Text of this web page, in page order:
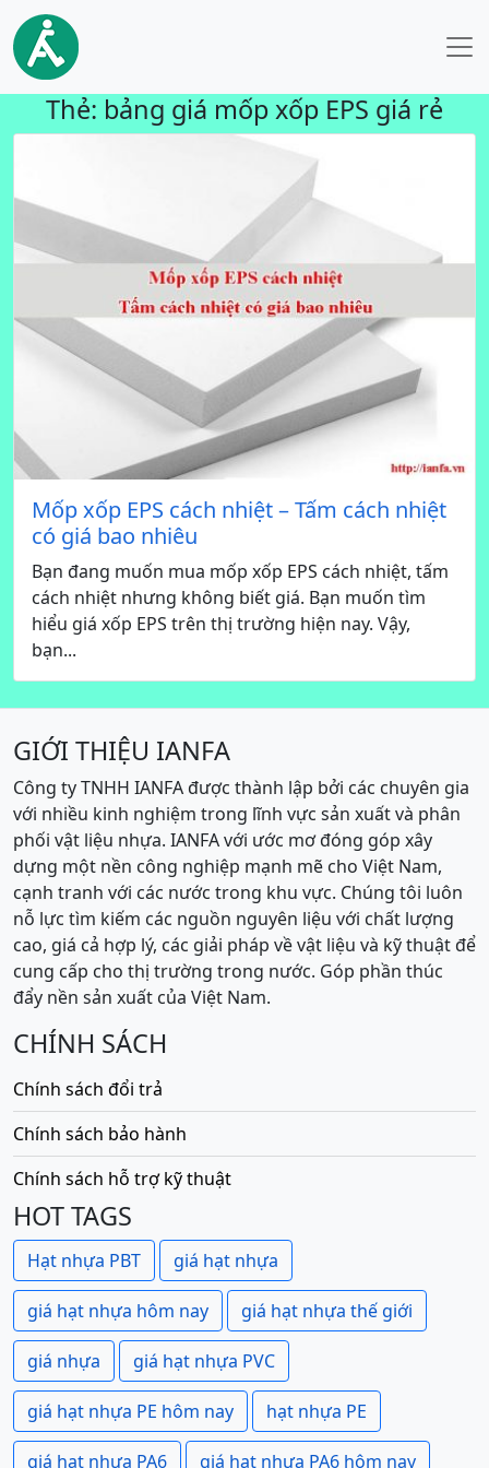
Thẻ: bảng giá mốp xốp EPS giá rẻ
Mốp xốp EPS cách nhiệt – Tấm cách nhiệt
có giá bao nhiêu
Bạn đang muốn mua mốp xốp EPS cách nhiệt, tấm
cách nhiệt nhưng không biết giá. Bạn muốn tìm
hiểu giá xốp EPS trên thị trường hiện nay. Vậy,
bạn...
GIỚI THIỆU IANFA
Công ty TNHH IANFA được thành lập bởi các chuyên gia
với nhiều kinh nghiệm trong lĩnh vực sản xuất và phân
phối vật liệu nhựa. IANFA với ước mơ đóng góp xây
dựng một nền công nghiệp mạnh mẽ cho Việt Nam,
cạnh tranh với các nước trong khu vực. Chúng tôi luôn
nỗ lực tìm kiếm các nguồn nguyên liệu với chất lượng
cao, giá cả hợp lý, các giải pháp về vật liệu và kỹ thuật để
cung cấp cho thị trường trong nước. Góp phần thúc
đẩy nền sản xuất của Việt Nam.
CHÍNH SÁCH
Chính sách đổi trả
Chính sách bảo hành
Chính sách hỗ trợ kỹ thuật
HOT TAGS
Hạt nhựa PBT giá hạt nhựa
giá hạt nhựa hôm nay giá hạt nhựa thế giới
giá nhựa giá hạt nhựa PVC
giá hạt nhựa PE hôm nay hạt nhựa PE
giá hạt nhựa PA6 giá hạt nhựa PA6 hôm nay